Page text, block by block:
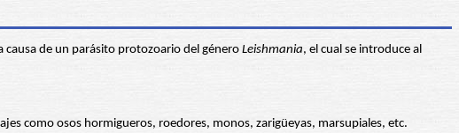
causa de un parásito protozoario del género Leishmania, el cual se introduce al
como osos hormigueros, roedores, monos, zarigüeyas, marsupiales, etc.